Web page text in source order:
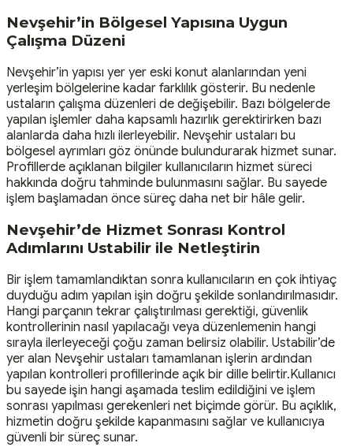
Nevşehir’in Bölgesel Yapısına Uygun
Çalışma Düzeni
Nevşehir’in yapısı yer yer eski konut alanlarından yeni
yerleşim bölgelerine kadar farklılık gösterir. Bu nedenle
ustaların çalışma düzenleri de değişebilir. Bazı bölgelerde
yapılan işlemler daha kapsamlı hazırlık gerektirirken bazı
alanlarda daha hızlı ilerleyebilir. Nevşehir ustaları bu
bölgesel ayrımları göz önünde bulundurarak hizmet sunar.
Profillerde açıklanan bilgiler kullanıcıların hizmet süreci
hakkında doğru tahminde bulunmasını sağlar. Bu sayede
işlem başlamadan önce süreç daha net bir hâle gelir.
Nevşehir’de Hizmet Sonrası Kontrol
Adımlarını Ustabilir ile Netleştirin
Bir işlem tamamlandıktan sonra kullanıcıların en çok ihtiyaç
duyduğu adım yapılan işin doğru şekilde sonlandırılmasıdır.
Hangi parçanın tekrar çalıştırılması gerektiği, güvenlik
kontrollerinin nasıl yapılacağı veya düzenlemenin hangi
sırayla ilerleyeceği çoğu zaman belirsiz olabilir. Ustabilir’de
yer alan Nevşehir ustaları tamamlanan işlerin ardından
yapılan kontrolleri profillerinde açık bir dille belirtir.Kullanıcı
bu sayede işin hangi aşamada teslim edildiğini ve işlem
sonrası yapılması gerekenleri net biçimde görür. Bu açıklık,
hizmetin doğru şekilde kapanmasını sağlar ve kullanıcıya
güvenli bir süreç sunar.